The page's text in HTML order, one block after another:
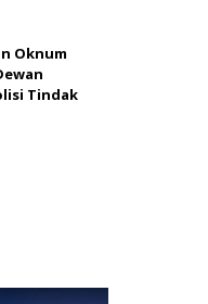
Oknum
Tindak